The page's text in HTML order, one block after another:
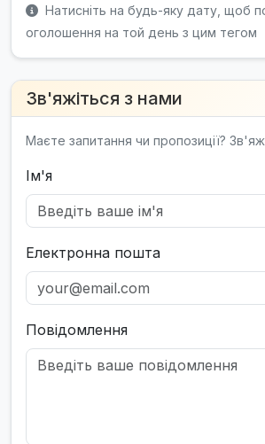
Натисніть на будь-яку дату, щоб
оголошення на той день з цим тегом
Зв'яжіться з нами
Маєте запитання чи пропозиції?
Ім'я
Електронна пошта
Повідомлення